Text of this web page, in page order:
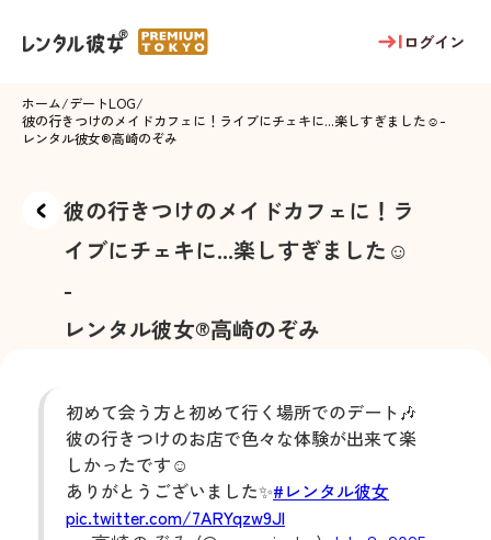
ログイン
ホーム/デートLOG/
彼の行きつけのメイドカフェに！ライブにチェキに...楽しすぎました☺️-
レンタル彼女®高崎のぞみ
彼の行きつけのメイドカフェに！ラ
イブにチェキに...楽しすぎました☺️
-
レンタル彼女®高崎のぞみ
初めて会う方と初めて行く場所でのデート🎶
彼の行きつけのお店で色々な体験が出来て楽
しかったです☺️
ありがとうございました✨#レンタル彼女
pic.twitter.com/7ARYqzw9Jl